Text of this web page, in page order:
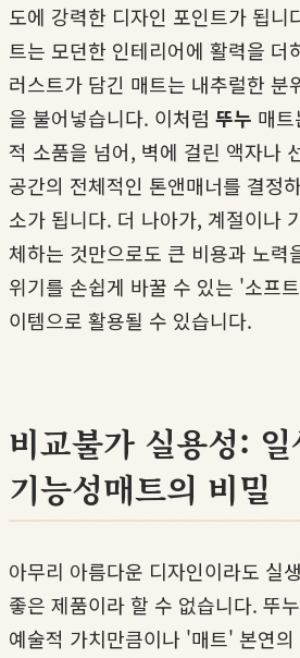
도에 강력한 디자인 포인트가 됩니
트는 모던한 인테리어에 활력을 더
러스트가 담긴 매트는 내추럴한 분
을 불어넣습니다. 이처럼 뚜누 매
적 소품을 넘어, 벽에 걸린 액자나
공간의 전체적인 톤앤매너를 결정
소가 됩니다. 더 나아가, 계절이나
체하는 것만으로도 큰 비용과 노력
위기를 손쉽게 바꿀 수 있는 '소프
이템으로 활용될 수 있습니다.
비교불가 실용성:
기능성매트의 비밀
아무리 아름다운 디자인이라도 실
좋은 제품이라 할 수 없습니다. 뚜
예술적 가치만큼이나 '매트' 본연